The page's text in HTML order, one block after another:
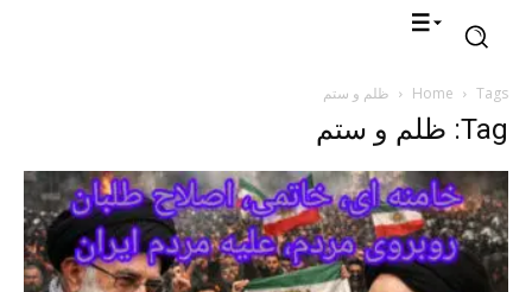
Home Tags ظلم و ستم
Tag: ظلم و ستم